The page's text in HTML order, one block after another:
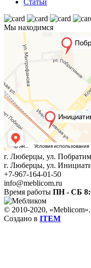
Статьи
Мы находимся
г. Люберцы, ул.
г. Люберцы, ул.
+7-967-164-01-50
info@meblicom.ru
Время работы ПН - СБ
© 2010-2020,
Создано в ITEM